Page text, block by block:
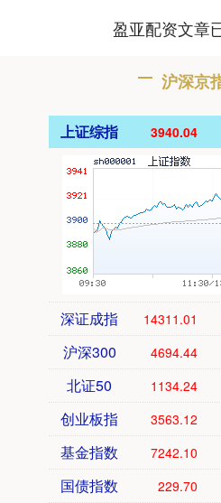
盈亚配资文章
沪深京
上证综指 3940.04
深证成指 14311.01
沪深300 4694.44
北证50 1134.24
创业板指 3563.12
基金指数 7242.10
国债指数 229.70